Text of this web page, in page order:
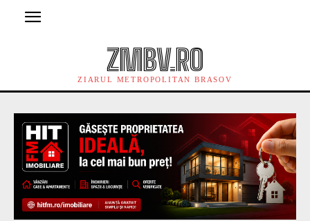
ZMBV.RO
ZIARUL METROPOLITAN BRASOV